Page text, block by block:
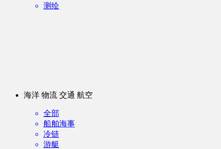
测绘
海洋 物流 交通 航空
全部
船舶海事
冷链
游艇